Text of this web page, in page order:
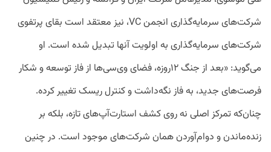
شرکت‌های سرمایه‌گذاری انجمن VC، نیز معتقد است بقای پرتفوی
شرکت‌های سرمایه‌گذاری به اولویت آنها تبدیل شده است. او
می‌گوید: «بعد از جنگ ۱۲روزه، فضای وی‌سی‌ها از فاز توسعه و شکار
فرصت‌های جدید، به فاز نگه‌داشت و کنترل ریسک تغییر کرده.
چنان‌که تمرکز اصلی نه روی کشف استارت‌آپ‌های تازه، بلکه بر
زنده‌ماندن و دوام‌آوردن همان شرکت‌های موجود است. در چنین